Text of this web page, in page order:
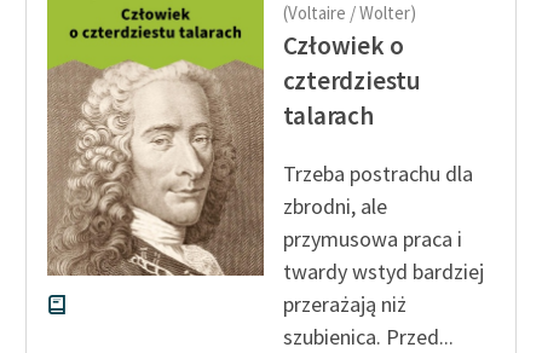
Deklaracja dostępności
(Voltaire / Wolter)
Człowiek o
czterdziestu
talarach
Trzeba postrachu dla
zbrodni, ale
przymusowa praca i
twardy wstyd bardziej
przerażają niż
szubienica. Przed...